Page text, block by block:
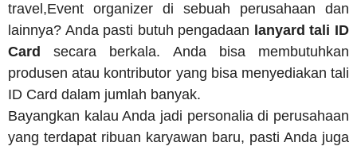
travel,Event organizer di sebuah perusahaan dan
lainnya? Anda pasti butuh pengadaan lanyard tali ID
Cardsecara berkala. Anda bisa membutuhkan
produsen atau kontributor yang bisa menyediakan tali
ID Card dalam jumlah banyak.
Bayangkan kalau Anda jadi personalia di perusahaan
yang terdapat ribuan karyawan baru, pasti Anda juga